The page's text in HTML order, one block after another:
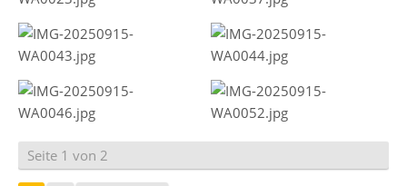
Seite 1 von 2